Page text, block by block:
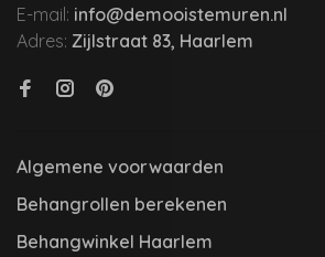
E-mail: info@demooistemuren.nl
Adres: Zijlstraat 83, Haarlem
Algemene voorwaarden
Behangrollen berekenen
Behangwinkel Haarlem